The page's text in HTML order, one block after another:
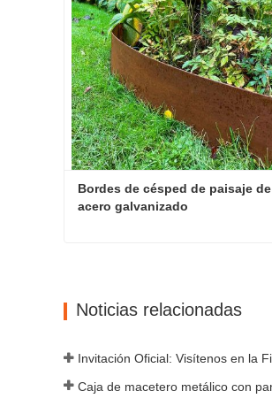
Bordes de césped de paisaje de
acero galvanizado
Noticias relacionadas